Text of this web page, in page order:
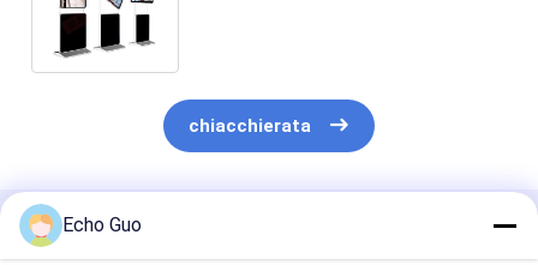
chiacchierata
Prodotti Raccomandati
Echo Guo